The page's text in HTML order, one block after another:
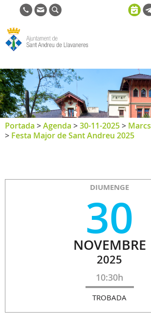
de Sant
Andreu de
Llavaneres
Portada >Agenda >30-11-2025> Marcs
> Festa Major de Sant Andreu 2025
DIUMENGE
30
NOVEMBRE
2025
10:30h
TROBADA